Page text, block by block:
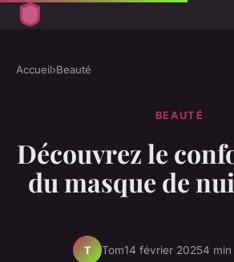
Accueil›Beauté
BEAUTÉ
Découvrez le
du masque de
T Tom14 février 20254 min